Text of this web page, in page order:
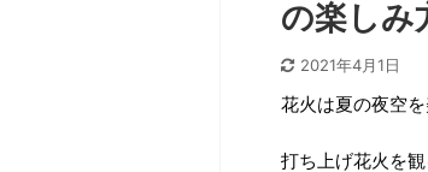
の楽しみ
2021年4月1日
花火は夏の夜空を
打ち上げ花火を